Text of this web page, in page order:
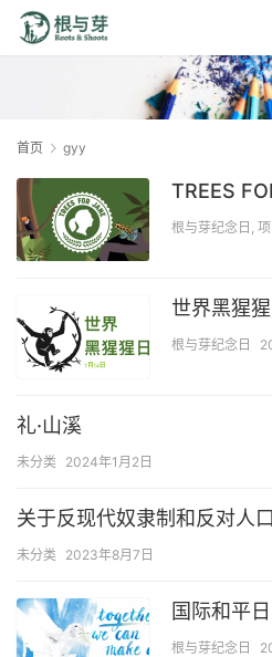
首页 gyy
TREES
根与芽纪念日
世界黑猩
根与芽纪念日
礼·山溪
未分类 2024年1月2日
关于反现代奴隶制和反对人
未分类 2023年8月7日
国际和平日
根与芽纪念日